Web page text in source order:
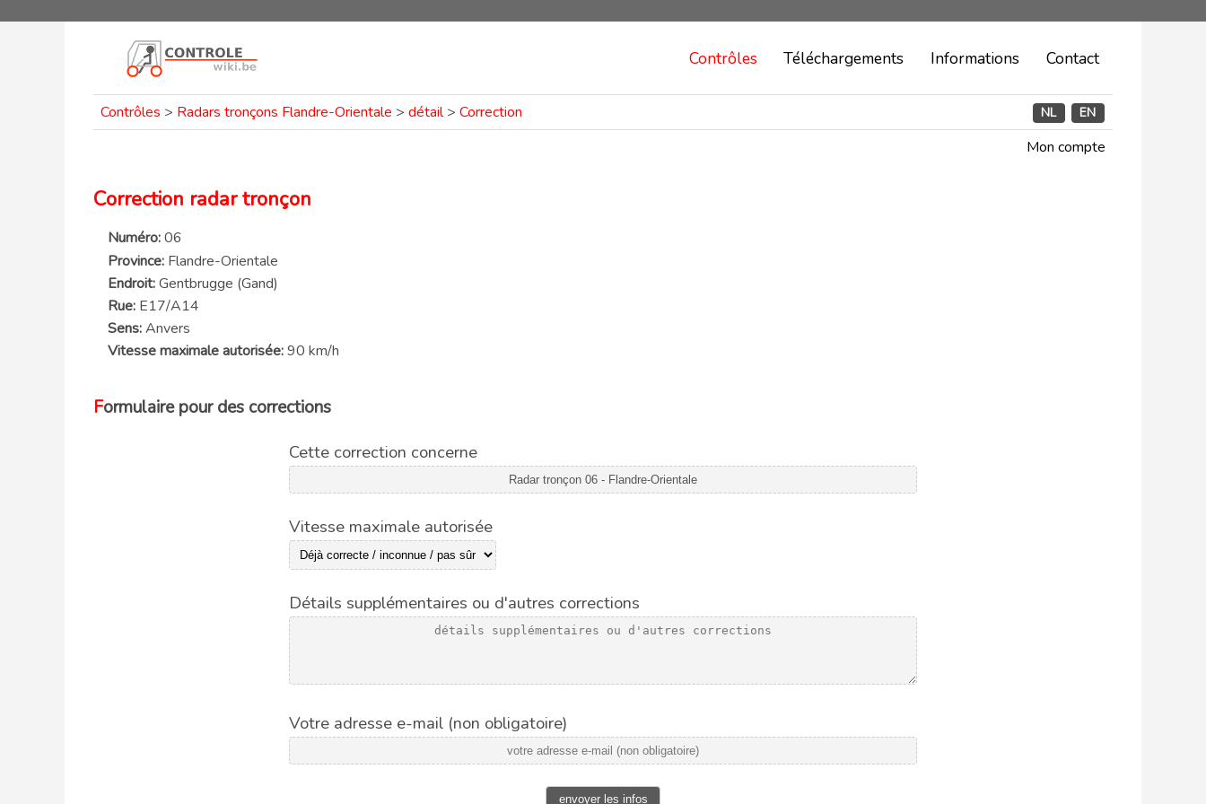
Contrôles Téléchargements Informations Contact
Contrôles > Radars tronçons Flandre-Orientale > détail > Correction NL EN
Mon compte
Correction radar tronçon
Numéro:06
Province: Flandre-Orientale
Endroit:Gentbrugge (Gand)
Rue: E17/A14
Sens:Anvers
Vitesse maximale autorisée:90 km/h
Formulaire pour des corrections
Cette correction concerne
Vitesse maximale autorisée
Détails supplémentaires ou d'autres corrections
Votre adresse e-mail (non obligatoire)
envoyer les infos